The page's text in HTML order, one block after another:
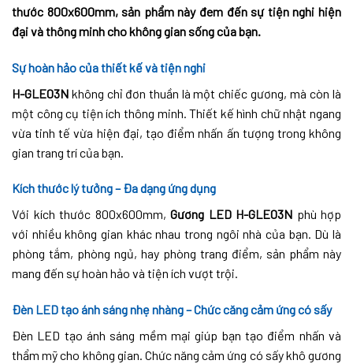
thước 800x600mm, sản phẩm này đem đến sự tiện nghi hiện
đại và thông minh cho không gian sống của bạn.
Sự hoàn hảo của thiết kế và tiện nghi
H-GLE03N không chỉ đơn thuần là một chiếc gương, mà còn là
một công cụ tiện ích thông minh. Thiết kế hình chữ nhật ngang
vừa tinh tế vừa hiện đại, tạo điểm nhấn ấn tượng trong không
gian trang trí của bạn.
Kích thước lý tưởng – Đa dạng ứng dụng
Với kích thước 800x600mm, Gương LED H-GLE03N phù hợp
với nhiều không gian khác nhau trong ngôi nhà của bạn. Dù là
phòng tắm, phòng ngủ, hay phòng trang điểm, sản phẩm này
mang đến sự hoàn hảo và tiện ích vượt trội.
Đèn LED tạo ánh sáng nhẹ nhàng – Chức căng cảm ứng có sấy
Đèn LED tạo ánh sáng mềm mại giúp bạn tạo điểm nhấn và
thẩm mỹ cho không gian. Chức năng cảm ứng có sấy khô gương